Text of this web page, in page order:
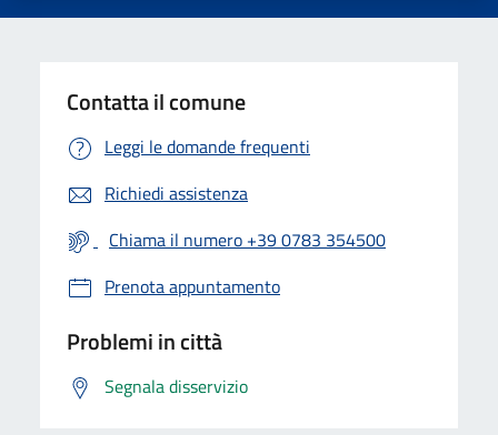
Contatta il comune
Leggi le domande frequenti
Richiedi assistenza
Chiama il numero +39 0783 354500
Prenota appuntamento
Problemi in città
Segnala disservizio